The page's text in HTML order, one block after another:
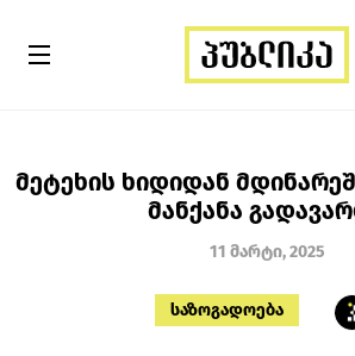
მეტეხის ხიდიდან
მანქანა
11 მარტი, 2025
საზოგადოება